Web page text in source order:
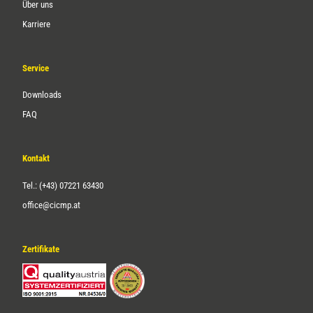
Über uns
Karriere
Service
Downloads
FAQ
Kontakt
Tel.: (+43) 07221 63430
office@cicmp.at
Zertifikate